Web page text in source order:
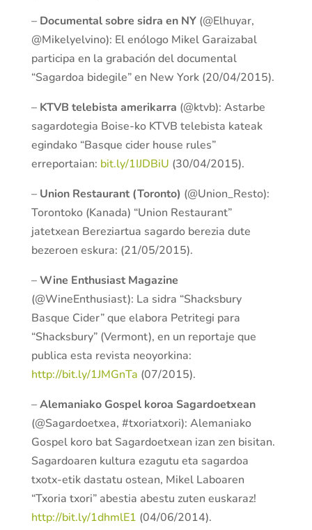
–Documental sobre sidra en NY(@Elhuyar,
@Mikelyelvino): El enólogo Mikel Garaizabal
participa en la grabación del documental
“Sagardoa bidegile” en New York (20/04/2015).
– KTVB telebista amerikarra (@ktvb): Astarbe
sagardotegia Boise-ko KTVB telebista kateak
egindako “Basque cider house rules”
erreportaian: bit.ly/1IJDBiU (30/04/2015).
– Union Restaurant (Toronto) (@Union_Resto):
Torontoko (Kanada) “Union Restaurant”
jatetxean Bereziartua sagardo berezia dute
bezeroen eskura: (21/05/2015).
–Wine Enthusiast Magazine
(@WineEnthusiast): La sidra “Shacksbury
Basque Cider” que elabora Petritegi para
“Shacksbury” (Vermont), en un reportaje que
publica esta revista neoyorkina:
http://bit.ly/1JMGnTa (07/2015).
–Alemaniako Gospel koroa Sagardoetxean
(@Sagardoetxea, #txoriatxori): Alemaniako
Gospel koro bat Sagardoetxean izan zen bisitan.
Sagardoaren kultura ezagutu eta sagardoa
txotx-etik dastatu ostean, Mikel Laboaren
“Txoria txori” abestia abestu zuten euskaraz!
http://bit.ly/1dhmlE1 (04/06/2014).